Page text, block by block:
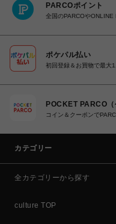
PARCOポイント
全国のPARCOやONLINE
ポケパル払い
初回登録＆お買物で最大
POCKET PARCO（
コイン＆クーポンで
カテゴリー
全カテゴリーから探す
culture TOP